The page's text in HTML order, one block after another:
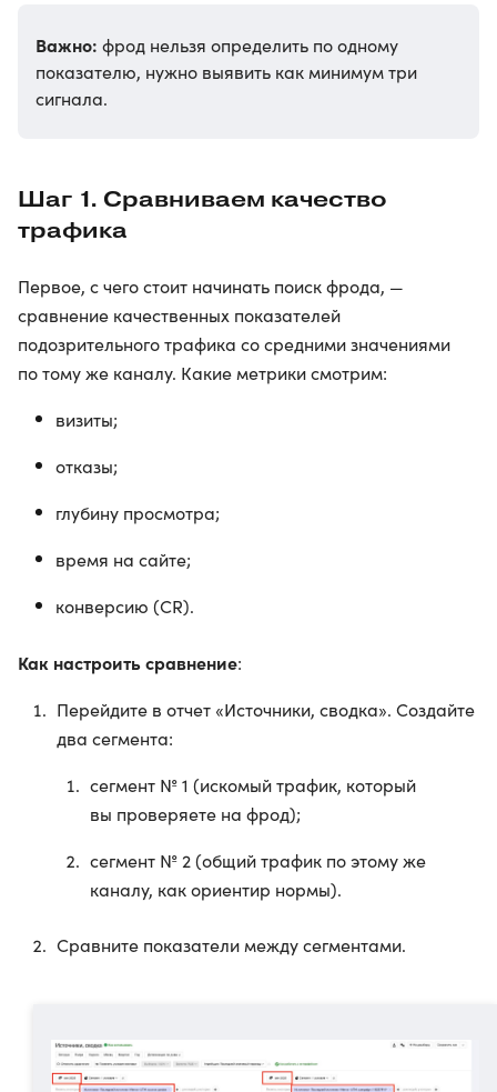
Важно: фрод нельзя определить по одному
показателю, нужно выявить как минимум три
сигнала.
Шаг 1. Сравниваем качество
трафика
Первое, с чего стоит начинать поиск фрода, —
сравнение качественных показателей
подозрительного трафика со средними значениями
по тому же каналу. Какие метрики смотрим:
визиты;
отказы;
глубину просмотра;
время на сайте;
конверсию (CR).
Как настроить сравнение:
Перейдите в отчет «Источники, сводка». Создайте
два сегмента:
сегмент № 1 (искомый трафик, который
вы проверяете на фрод);
сегмент № 2 (общий трафик по этому же
каналу, как ориентир нормы).
Сравните показатели между сегментами.